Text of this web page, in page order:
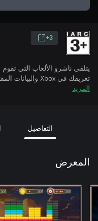
3+
يتلقى ناشرو الألعاب التي
تعريفك في Xbox والبيانات المقترنة بينما تمارس الألعاب.
المزيد
التفاصيل
المعرض